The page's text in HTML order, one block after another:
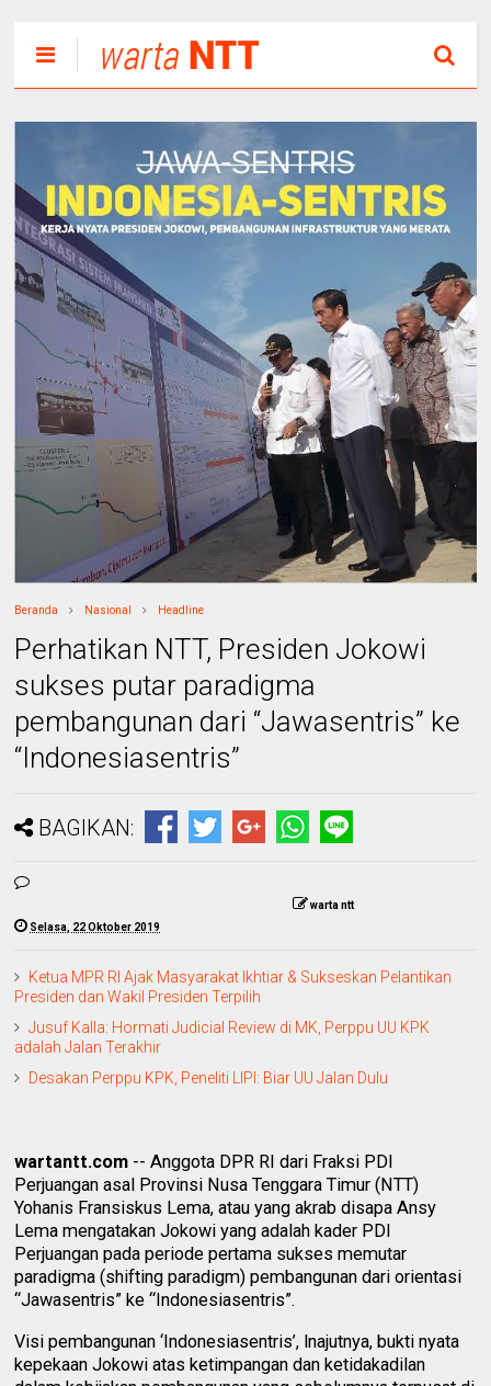
Beranda Nasional Headline
Perhatikan NTT, Presiden Jokowi
sukses putar paradigma
pembangunan dari “Jawasentris” ke
“Indonesiasentris”
BAGIKAN:
warta ntt
Selasa, 22 Oktober 2019
Ketua MPR RI Ajak Masyarakat Ikhtiar & Sukseskan Pelantikan
Presiden dan Wakil Presiden Terpilih
Jusuf Kalla: Hormati Judicial Review di MK, Perppu UU KPK
adalah Jalan Terakhir
Desakan Perppu KPK, Peneliti LIPI: Biar UU Jalan Dulu
wartantt.com -- Anggota DPR RI dari Fraksi PDI
Perjuangan asal Provinsi Nusa Tenggara Timur (NTT)
Yohanis Fransiskus Lema, atau yang akrab disapa Ansy
Lema mengatakan Jokowi yang adalah kader PDI
Perjuangan pada periode pertama sukses memutar
paradigma (shifting paradigm) pembangunan dari orientasi
“Jawasentris” ke “Indonesiasentris”.
Visi pembangunan ‘Indonesiasentris’, lnajutnya, bukti nyata
kepekaan Jokowi atas ketimpangan dan ketidakadilan